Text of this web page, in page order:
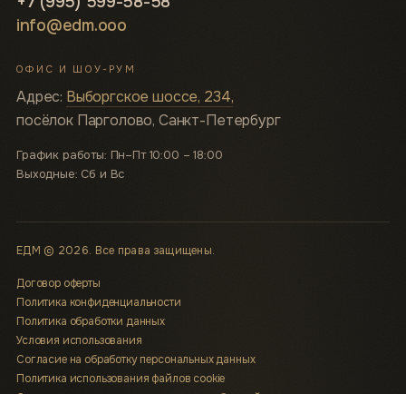
info@edm.ooo
ОФИС И ШОУ-РУМ
Адрес: Выборгское шоссе, 234,
посёлок Парголово, Санкт-Петербург
График работы: Пн–Пт 10:00 – 18:00
Выходные: Сб и Вс
ЕДМ © 2026. Все права защищены.
Договор оферты
Политика конфиденциальности
Политика обработки данных
Условия использования
Согласие на обработку персональных данных
Политика использования файлов cookie